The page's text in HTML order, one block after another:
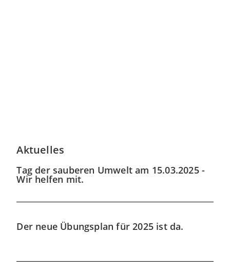
Aktuelles
Tag der sauberen Umwelt am 15.03.2025 -
Wir helfen mit.
Der neue Übungsplan für 2025 ist da.